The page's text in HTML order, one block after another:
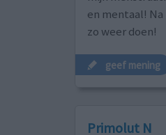
en mentaal!
zo weer doen!
geef mening
Primolut N